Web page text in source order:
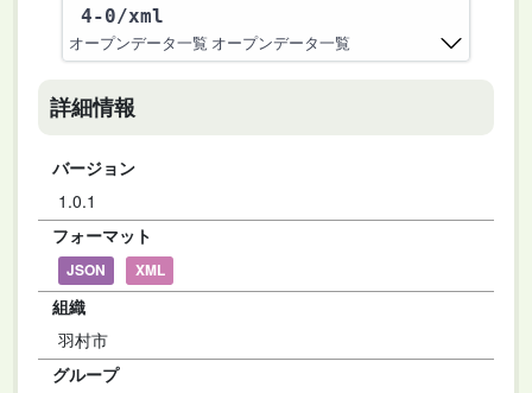
4-0/xml
オープンデータ一覧 オープンデータ一覧
詳細情報
バージョン
1.0.1
フォーマット
JSON XML
組織
羽村市
グループ